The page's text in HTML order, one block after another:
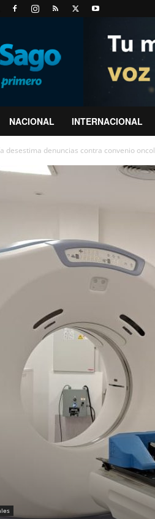
NACIONAL INTERNACIONAL
desestima denuncias contra convenio